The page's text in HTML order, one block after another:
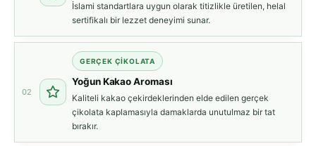
İslami standartlara uygun olarak titizlikle üretilen, helal
sertifikalı bir lezzet deneyimi sunar.
02
GERÇEK ÇIKOLATA
Yoğun Kakao Aroması
Kaliteli kakao çekirdeklerinden elde edilen gerçek
çikolata kaplamasıyla damaklarda unutulmaz bir tat
bırakır.